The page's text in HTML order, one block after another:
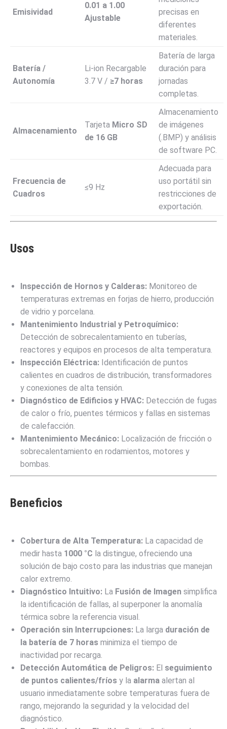
Emisividad
0.01 a 1.00
Ajustable
precisas en
diferentes
materiales.
Batería /
Autonomía
Li-ion Recargable
3.7 V / ≥7 horas
Batería de larga
duración para
jornadas
completas.
Almacenamiento
Tarjeta Micro SD
de 16 GB
Almacenamiento
de imágenes
(.BMP) y análisis
de software PC.
Frecuencia de
Cuadros
≤9 Hz
Adecuada para
uso portátil sin
restricciones de
exportación.
Usos
Inspección de Hornos y Calderas: Monitoreo de
temperaturas extremas en forjas de hierro, producción
de vidrio y porcelana.
Mantenimiento Industrial y Petroquímico:
Detección de sobrecalentamiento en tuberías,
reactores y equipos en procesos de alta temperatura.
Inspección Eléctrica: Identificación de puntos
calientes en cuadros de distribución, transformadores
y conexiones de alta tensión.
Diagnóstico de Edificios y HVAC: Detección de fugas
de calor o frío, puentes térmicos y fallas en sistemas
de calefacción.
Mantenimiento Mecánico: Localización de fricción o
sobrecalentamiento en rodamientos, motores y
bombas.
Beneficios
Cobertura de Alta Temperatura: La capacidad de
medir hasta 1000 °C la distingue, ofreciendo una
solución de bajo costo para las industrias que manejan
calor extremo.
Diagnóstico Intuitivo: La Fusión de Imagen simplifica
la identificación de fallas, al superponer la anomalía
térmica sobre la referencia visual.
Operación sin Interrupciones: La larga duración de
la batería de 7 horas minimiza el tiempo de
inactividad por recarga.
Detección Automática de Peligros: El seguimiento
de puntos calientes/fríos y la alarma alertan al
usuario inmediatamente sobre temperaturas fuera de
rango, mejorando la seguridad y la velocidad del
diagnóstico.